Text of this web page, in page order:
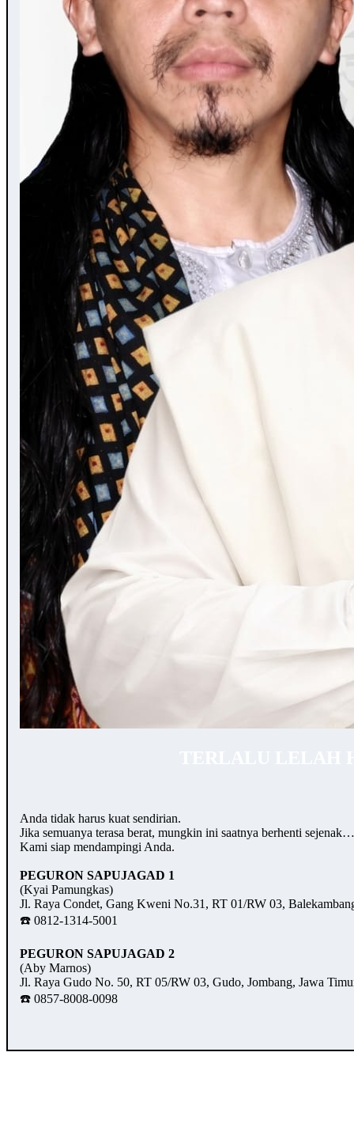
Anda tidak harus kuat sendirian.
Jika semuanya terasa berat, mungkin ini saatnya berhenti
Kami siap mendampingi Anda.
PEGURON SAPUJAGAD 1
(Kyai Pamungkas)
Jl. Raya Condet, Gang Kweni No.31, RT 01/RW 03,
☎️ 0812-1314-5001
PEGURON SAPUJAGAD 2
(Aby Marnos)
Jl. Raya Gudo No. 50, RT 05/RW 03, Gudo, Jombang, Jawa
☎️ 0857-8008-0098